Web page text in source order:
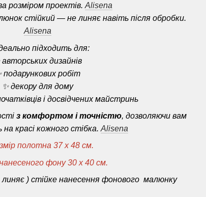
розміром проектів. Alisena
стійкий — не линяє навіть після обробки.
Alisena
підходить для:
авторських дизайнів
подарункових робіт
✨ декору для дому
і досвідчених майстринь
з комфортом і точністю, дозволяючи вам
красі кожного стібка. Alisena
полотна 37 х 48 см.
фону 30 х 40 см.
) стійке нанесення фонового малюнку